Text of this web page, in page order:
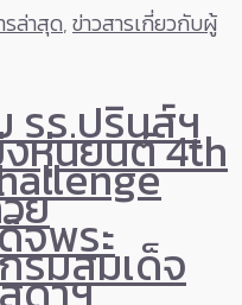
รล่าสุด,ข่าวสารเกี่ยวกับผู้
รร.ปรินส์ฯ
งหุ่นยนต์ 4th
ย
จพระ
รมสมเด็จ